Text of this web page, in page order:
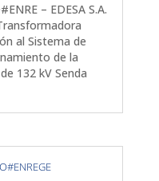
– EDESA S.A.
al Sistema de
de la
132 kV Senda